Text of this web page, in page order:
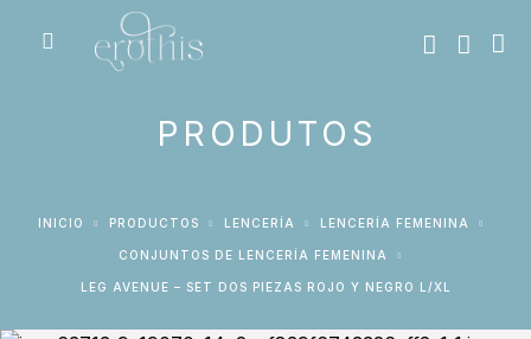
PRODUTOS
INICIO PRODUCTOS LENCERÍA LENCERÍA FEMENINA
CONJUNTOS DE LENCERÍA FEMENINA
LEG AVENUE – SET DOS PIEZAS ROJO Y NEGRO L/XL